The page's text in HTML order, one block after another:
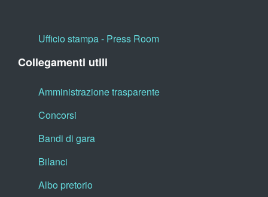
Ufficio stampa - Press Room
Collegamenti utili
Amministrazione trasparente
Concorsi
Bandi di gara
Bilanci
Albo pretorio